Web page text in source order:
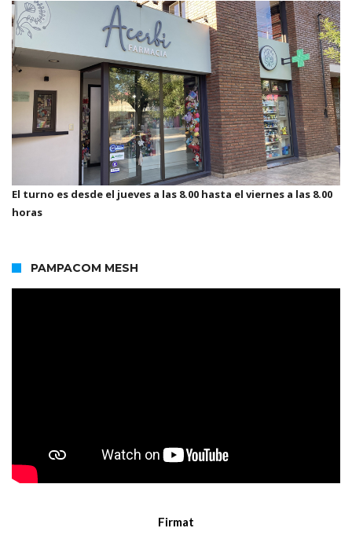
El turno es desde el jueves a las 8.00 hasta el viernes a las 8.00
horas
PAMPACOM MESH
Firmat